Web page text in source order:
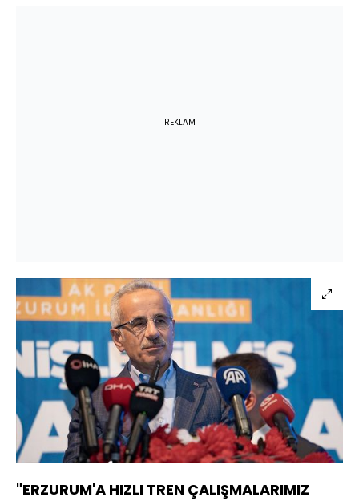
REKLAM
"ERZURUM'A HIZLI TREN ÇALIŞMALARIMIZ